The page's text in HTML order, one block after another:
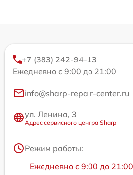
+7 (383) 242-94-13
Ежедневно с 9:00 до 21:00
info@sharp-repair-center.ru
ул. Ленина, 3
Адрес сервисного центра Sharp
Режим работы:
Ежедневно с 9:00 до 21:00